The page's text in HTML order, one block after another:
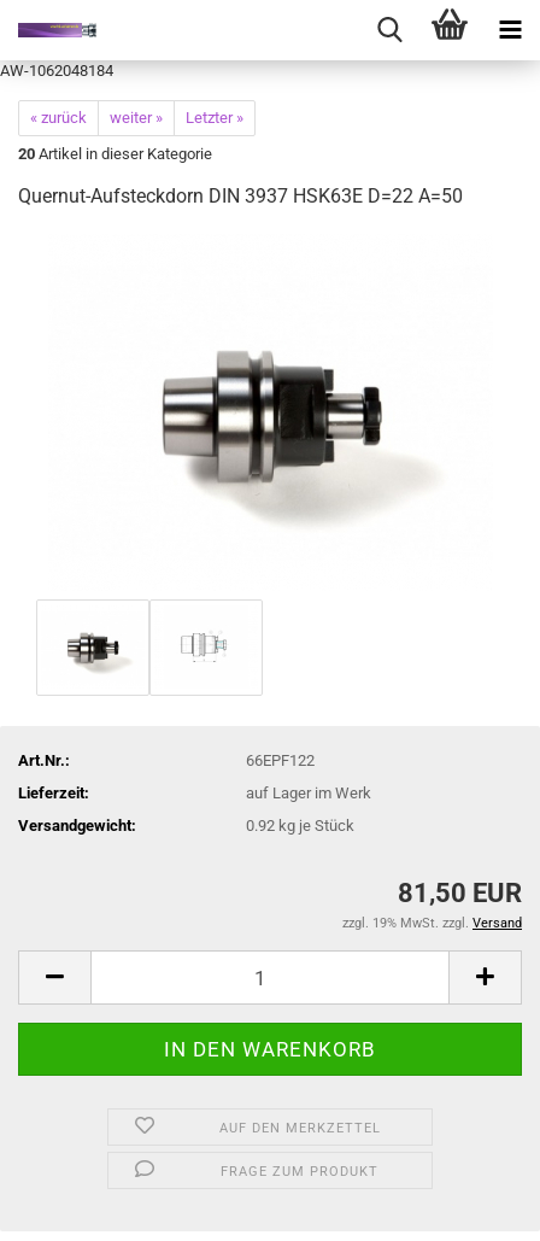
AW-1062048184
« zurück weiter »
Letzter »
20 Artikel in dieser Kategorie
Quernut-Aufsteckdorn DIN 3937 HSK63E D=22 A=50
Art.Nr.:
66EPF122
Lieferzeit:
auf Lager im Werk
Versandgewicht:
0.92 kg je Stück
81,50 EUR
zzgl. 19% MwSt. zzgl. Versand
AUF DEN MERKZETTEL
FRAGE ZUM PRODUKT